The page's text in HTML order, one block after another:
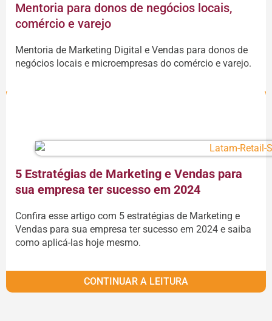
Mentoria para donos de negócios locais,
comércio e varejo
Mentoria de Marketing Digital e Vendas para donos de
negócios locais e microempresas do comércio e varejo.
5 Estratégias de Marketing e Vendas para
sua empresa ter sucesso em 2024
Confira esse artigo com 5 estratégias de Marketing e
Vendas para sua empresa ter sucesso em 2024 e saiba
como aplicá-las hoje mesmo.
CONTINUAR A LEITURA